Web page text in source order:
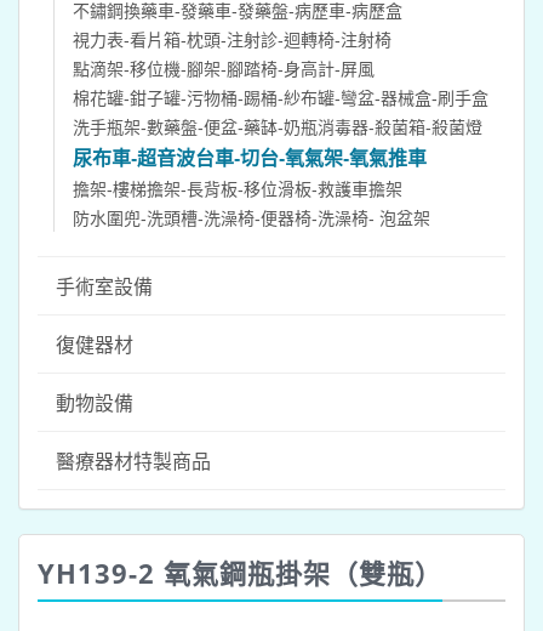
不鏽鋼換藥車-發藥車-發藥盤-病歷車-病歷盒
視力表-看片箱-枕頭-注射診-迴轉椅-注射椅
點滴架-移位機-腳架-腳踏椅-身高計-屏風
棉花罐-鉗子罐-污物桶-踢桶-紗布罐-彎盆-器械盒-刷手盒
洗手瓶架-數藥盤-便盆-藥缽-奶瓶消毒器-殺菌箱-殺菌燈
尿布車-超音波台車-切台-氧氣架-氧氣推車
擔架-樓梯擔架-長背板-移位滑板-救護車擔架
防水圍兜-洗頭槽-洗澡椅-便器椅-洗澡椅- 泡盆架
手術室設備
復健器材
動物設備
醫療器材特製商品
YH139-2 氧氣鋼瓶掛架（雙瓶）